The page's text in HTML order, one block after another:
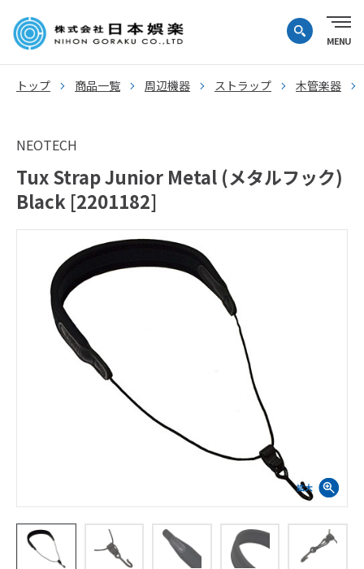
トップ 商品一覧 周辺機器 ストラップ 木管楽器
NEOTECH
Tux Strap Junior Metal (メタルフック)
Black [2201182]